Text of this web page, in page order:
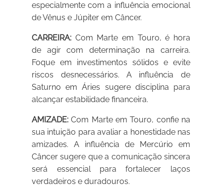
especialmente com a influência emocional
de Vênus e Júpiter em Câncer.
CARREIRA: Com Marte em Touro, é hora
de agir com determinação na carreira.
Foque em investimentos sólidos e evite
riscos desnecessários. A influência de
Saturno em Áries sugere disciplina para
alcançar estabilidade financeira.
AMIZADE: Com Marte em Touro, confie na
sua intuição para avaliar a honestidade nas
amizades. A influência de Mercúrio em
Câncer sugere que a comunicação sincera
será essencial para fortalecer laços
verdadeiros e duradouros.